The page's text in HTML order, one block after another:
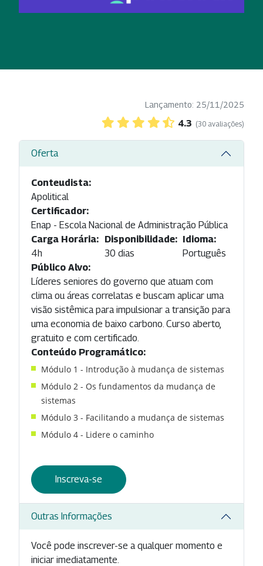
Lançamento: 25/11/2025
4.3 (30 avaliações)
Oferta
Conteudista:
Apolitical
Certificador:
Enap - Escola Nacional de Administração Pública
Carga Horária:
4h
Disponibilidade:
30 dias
Idioma:
Português
Público Alvo:
Líderes seniores do governo que atuam com
clima ou áreas correlatas e buscam aplicar uma
visão sistêmica para impulsionar a transição para
uma economia de baixo carbono. Curso aberto,
gratuito e com certificado.
Conteúdo Programático:
Módulo 1 - Introdução à mudança de sistemas
Módulo 2 - Os fundamentos da mudança de
sistemas
Módulo 3 - Facilitando a mudança de sistemas
Módulo 4 - Lidere o caminho
Inscreva-se
Outras Informações
Você pode inscrever-se a qualquer momento e
iniciar imediatamente.